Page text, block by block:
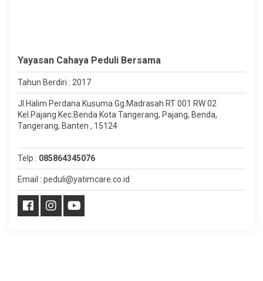
Yayasan Cahaya Peduli Bersama
Tahun Berdiri : 2017
Jl.Halim Perdana Kusuma Gg.Madrasah RT 001 RW 02
Kel.Pajang Kec.Benda Kota Tangerang, Pajang, Benda,
Tangerang, Banten , 15124
Telp : 085864345076
Email : peduli@yatimcare.co.id